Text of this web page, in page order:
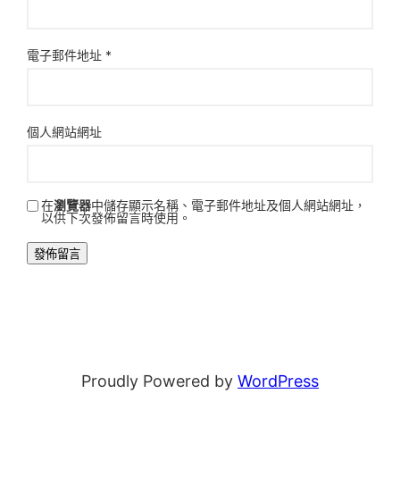
電子郵件地址 *
個人網站網址
在瀏覽器中儲存顯示名稱、電子郵件地址及個人網站網址，
以供下次發佈留言時使用。
Proudly Powered by WordPress